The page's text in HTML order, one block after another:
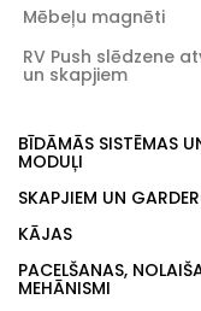
Mēbeļu magnēti
RV Push slēdzene
un skapjiem
BĪDĀMĀS SISTĒMAS
MODUĻI
SKAPJIEM UN
KĀJAS
PACELŠANAS,
MEHĀNISMI